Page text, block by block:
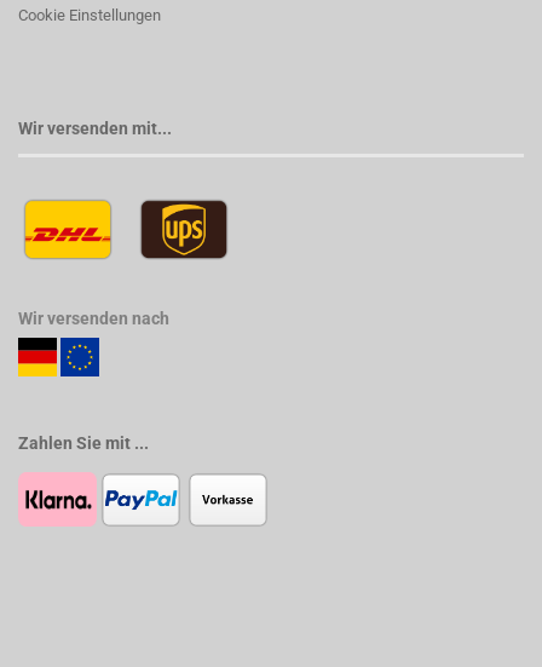
Cookie Einstellungen
Wir versenden mit...
Wir versenden nach
Zahlen Sie mit ...